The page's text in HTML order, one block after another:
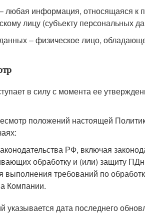
информация, относящаяся к
лицу (субъекту персональных
– физическое лицо,
в силу с момента ее
положений настоящей
РФ, включая
обработку и (или) защиту
выполнения требований по
Компании.
указывается дата последнего